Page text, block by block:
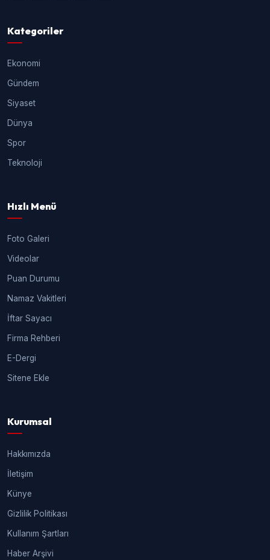
Kategoriler
Ekonomi
Gündem
Siyaset
Dünya
Spor
Teknoloji
Hızlı Menü
Foto Galeri
Videolar
Puan Durumu
Namaz Vakitleri
İftar Sayacı
Firma Rehberi
E-Dergi
Sitene Ekle
Kurumsal
Hakkımızda
İletişim
Künye
Gizlilik Politikası
Kullanım Şartları
Haber Arşivi